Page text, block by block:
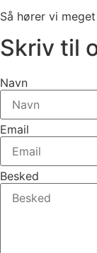
Så hører vi
Skriv til
Navn
Email
Besked